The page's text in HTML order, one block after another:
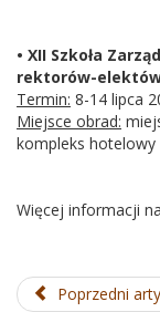
• XII Szkoła
rektorów-
Termin: 8-14 lipca
Miejsce obrad:
kompleks hotelowy
Więcej informacji
Poprzedni